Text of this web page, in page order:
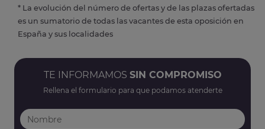
* La evolución del número de ofertas y de las plazas ofertadas
es un sumatorio de todas las vacantes de esta oposición en
España y sus localidades
TE INFORMAMOS SIN COMPROMISO
Rellena el formulario para que podamos atenderte